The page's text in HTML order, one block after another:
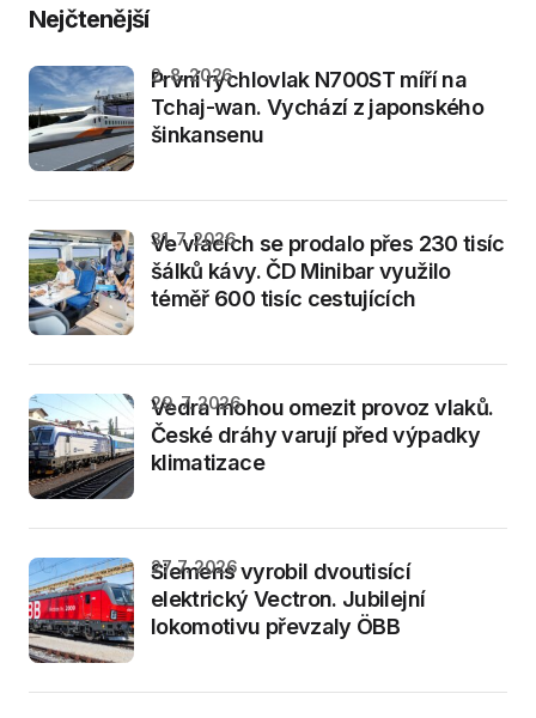
Nejčtenější
První rychlovlak N700ST míří na
Tchaj-wan. Vychází z japonského
šinkansenu
2. 8. 2026
Ve vlacích se prodalo přes 230 tisíc
šálků kávy. ČD Minibar využilo
téměř 600 tisíc cestujících
31. 7. 2026
Vedra mohou omezit provoz vlaků.
České dráhy varují před výpadky
klimatizace
29. 7. 2026
Siemens vyrobil dvoutisící
elektrický Vectron. Jubilejní
lokomotivu převzaly ÖBB
27. 7. 2026